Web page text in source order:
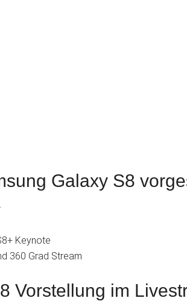
Galaxy S8
Keynote
360 Grad Stream
Vorstellung im